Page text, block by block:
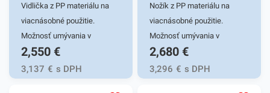
Vidlička z PP materiálu na
viacnásobné použitie.
Možnosť umývania v
umývačke. Dĺžka 18cm,
100ks v balení.
2,550 €
3,137 € s DPH
Nožík z PP materiálu na
viacnásobné použitie.
Možnosť umývania v
umývačke. Dĺžka 18cm,
100ks v balení.
2,680 €
3,296 € s DPH